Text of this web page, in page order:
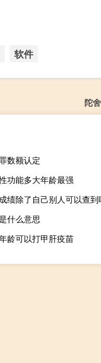
软件
陀
数额认定
功能多大年龄最强
绩除了自己别人可以查到
什么意思
龄可以打甲肝疫苗